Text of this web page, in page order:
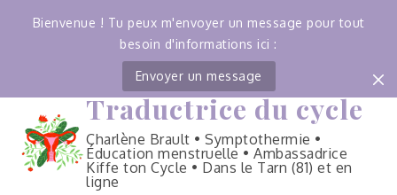
Bienvenue ! Tu peux m'envoyer un message pour tout
besoin d'informations ici :
Envoyer un message
content
Traductrice du cycle
Charlène Brault • Symptothermie •
Éducation menstruelle • Ambassadrice
Kiffe ton Cycle • Dans le Tarn (81) et en
ligne